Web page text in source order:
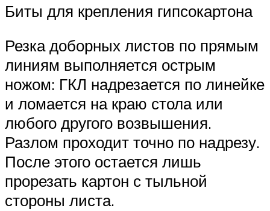
Биты для крепления гипсокартона
Резка доборных листов по прямым
линиям выполняется острым
ножом: ГКЛ надрезается по линейке
и ломается на краю стола или
любого другого возвышения.
Разлом проходит точно по надрезу.
После этого остается лишь
прорезать картон с тыльной
стороны листа.